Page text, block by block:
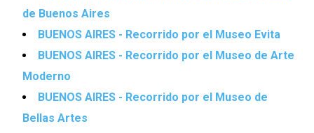
de Buenos Aires
BUENOS AIRES - Recorrido por el Museo Evita
BUENOS AIRES - Recorrido por el Museo de Arte
Moderno
BUENOS AIRES - Recorrido por el Museo de
Bellas Artes